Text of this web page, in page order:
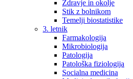
Zdravje in okolje
Stik z bolnikom
Temelji biostatistike
3. letnik
Farmakologija
Mikrobiologija
Patologija
Patološka fiziologija
Socialna medicina